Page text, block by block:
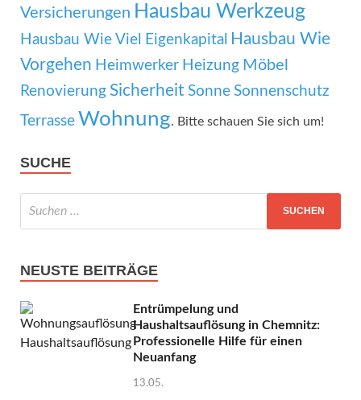
Versicherungen Hausbau Werkzeug
Hausbau Wie Viel Eigenkapital
Hausbau Wie
Vorgehen Heimwerker Heizung Möbel
Renovierung Sicherheit Sonne Sonnenschutz
Terrasse Wohnung. Bitte schauen Sie sich um!
SUCHE
NEUSTE BEITRÄGE
Entrümpelung und
Haushaltsauflösung in Chemnitz:
Professionelle Hilfe für einen
Neuanfang
13.05.